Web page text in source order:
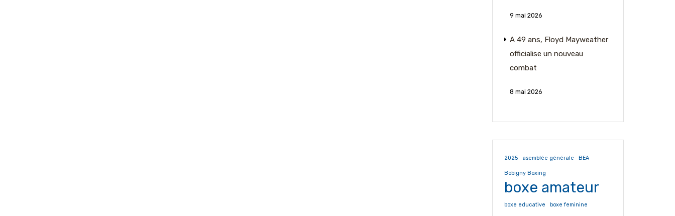
9 mai 2026
A 49 ans, Floyd Mayweather
officialise un nouveau
combat
8 mai 2026
2025 asemblée générale BEA
Bobigny Boxing
boxe amateur
boxe educative boxe feminine